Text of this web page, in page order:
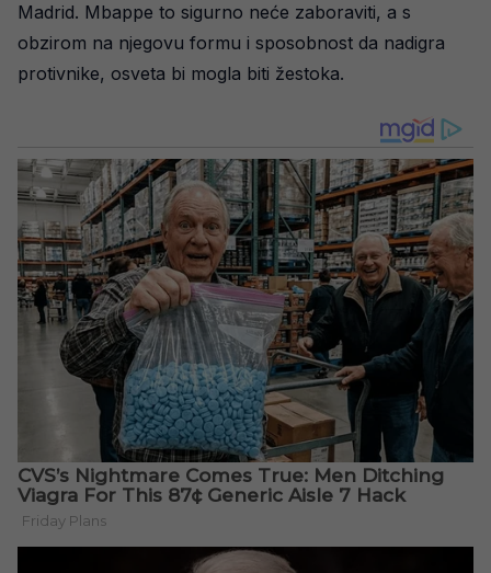
Madrid. Mbappe to sigurno neće zaboraviti, a s
obzirom na njegovu formu i sposobnost da nadigra
protivnike, osveta bi mogla biti žestoka.